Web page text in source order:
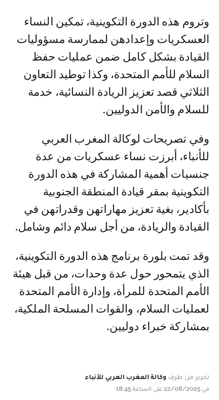
وتروم هذه الدورة التكوينية، تمكين النساء
العسكريات وإعدادهن لممارسة مسؤوليات
القيادة بشكل كامل ضمن عمليات حفظ
السلام للأمم المتحدة، وكذا توطيد التعاون
الثلاثي قصد تعزيز الريادة النسائية، خدمة
للسلام والأمن الدوليين.
وفي تصريحات لوكالة المغرب العربي
للأنباء، أبرزت نساء عسكريات من عدة
جنسيات أهمية المشاركة في هذه الدورة
التكوينية بمقر قيادة المنطقة الجنوبية
بأكادير، بغية تعزيز مهاراتهن وقدراتهن في
القيادة والريادة، من أجل سلام دائم وشامل.
وقد تمت بلورة برنامج هذه الدورة التكوينية،
الذي يتمحور حول عدة وحدات، من قبل هيئة
الأمم المتحدة للمرأة، وإدارة الأمم المتحدة
لعمليات السلام، والقوات المسلحة الملكية،
بمشاركة خبراء دوليين.
تحرير من طرف وكالة المغرب العربي للأنباء
في 22/08/2025 على الساعة 18:45